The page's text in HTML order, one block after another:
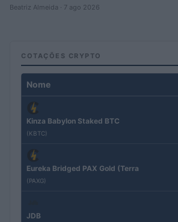
Beatriz Almeida · 7 ago 2026
COTAÇÕES CRYPTO
Nome
Kinza Babylon Staked BTC
(KBTC)
Eureka Bridged PAX Gold (Terra
(PAXG)
JDB